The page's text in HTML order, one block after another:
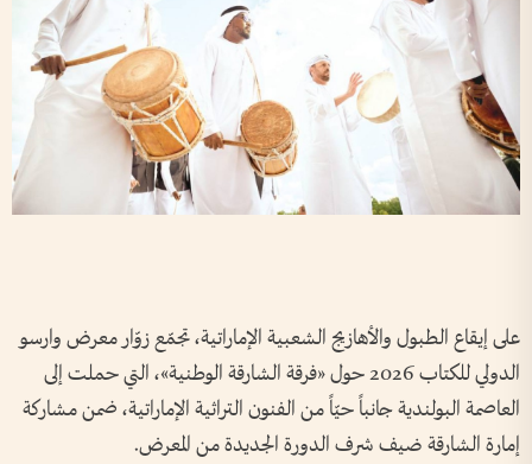
على إيقاع الطبول والأهازيج الشعبية الإماراتية، تجمّع زوّار معرض وارسو
الدولي للكتاب 2026 حول «فرقة الشارقة الوطنية»، التي حملت إلى
العاصمة البولندية جانباً حيّاً من الفنون التراثية الإماراتية، ضمن مشاركة
إمارة الشارقة ضيف شرف الدورة الجديدة من المعرض.